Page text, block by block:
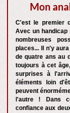
Mon
C'est le premier
Avec un
nombreuses
places... Il n'y
de quatre ans au
toujours à cet
surprises à
éléments loin
peuvent
l'autre ! Dans
confiance aux